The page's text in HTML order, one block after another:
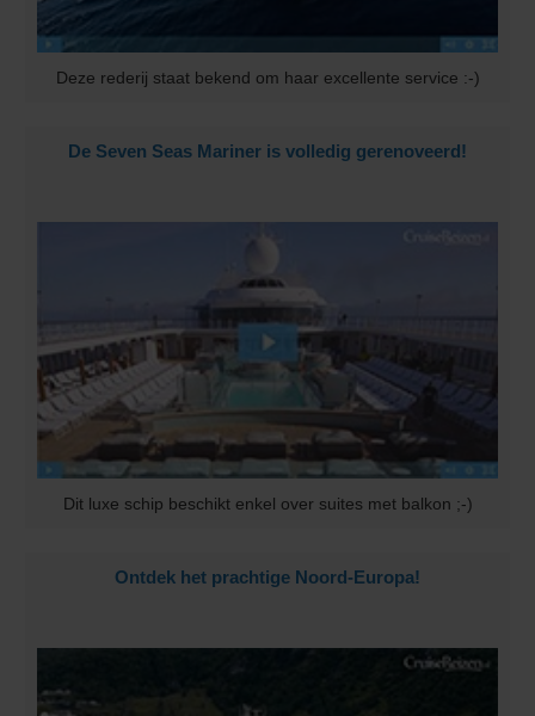
Deze rederij staat bekend om haar excellente service :-)
De Seven Seas Mariner is volledig gerenoveerd!
Dit luxe schip beschikt enkel over suites met balkon ;-)
Ontdek het prachtige Noord-Europa!